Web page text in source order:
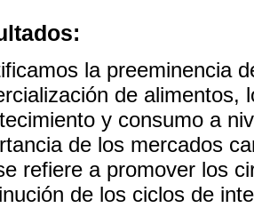
la preeminencia
de alimentos,
y consumo a
de los mercados
refiere a promover los
de los ciclos de